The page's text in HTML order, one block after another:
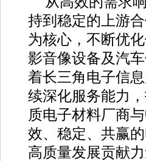
持到稳定的上游
为核心，不断优
影音像设备及汽
着长三角电子信
续深化服务能力
质电子材料厂商
效、稳定、共赢
高质量发展贡献力